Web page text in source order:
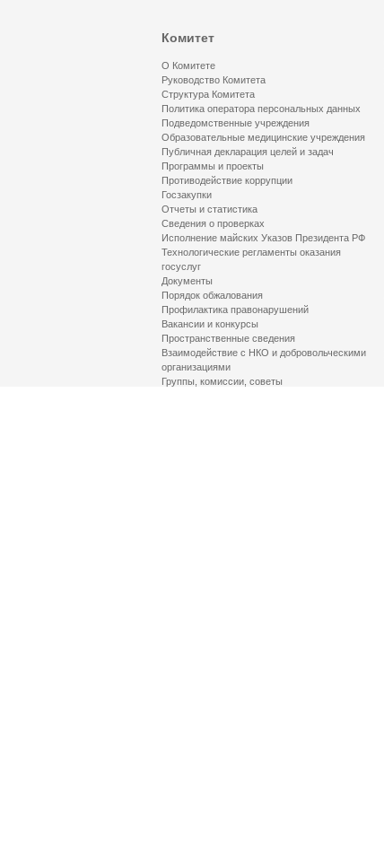
Комитет
О Комитете
Руководство Комитета
Структура Комитета
Политика оператора персональных данных
Подведомственные учреждения
Образовательные медицинские учреждения
Публичная декларация целей и задач
Программы и проекты
Противодействие коррупции
Госзакупки
Отчеты и статистика
Сведения о проверках
Исполнение майских Указов Президента РФ
Технологические регламенты оказания
госуслуг
Документы
Порядок обжалования
Профилактика правонарушений
Вакансии и конкурсы
Пространственные сведения
Взаимодействие с НКО и добровольческими
организациями
Группы, комиссии, советы